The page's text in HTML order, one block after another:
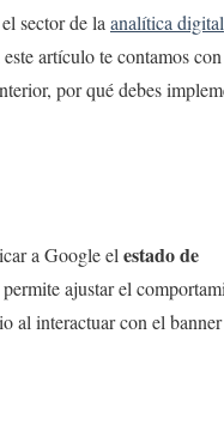
sector de la analítica digital
artículo te contamos
por qué debes
a Google el estado de
ajustar el
al interactuar con el